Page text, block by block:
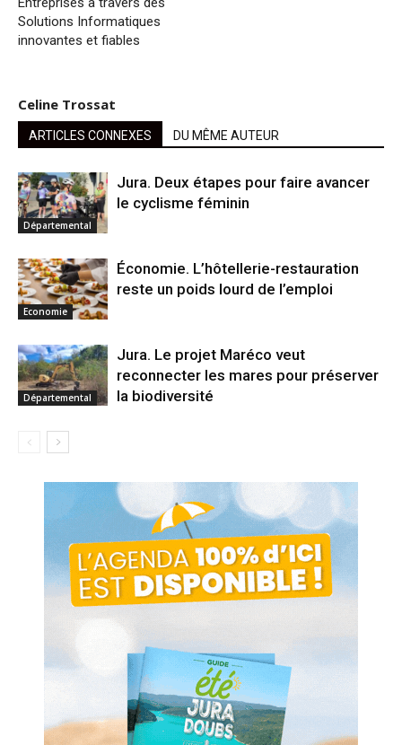
Solutions Informatiques
innovantes et fiables
Celine Trossat
ARTICLES CONNEXES DU MÊME AUTEUR
Départemental
Jura. Deux étapes pour faire avancer
le cyclisme féminin
Economie
Économie. L’hôtellerie-restauration
reste un poids lourd de l’emploi
Départemental
Jura. Le projet Maréco veut
reconnecter les mares pour préserver
la biodiversité